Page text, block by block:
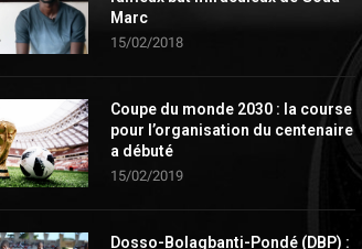
Marc
15/02/2018
Coupe du monde 2030 : la course
pour l’organisation du centenaire
a débuté
15/02/2019
Dosso-Bolagbanti-Pondé (DBP) :